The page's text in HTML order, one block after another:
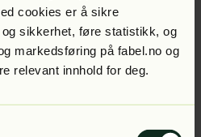
cookies er å sikre
sikkerhet, føre statistikk, og
markedsføring på fabel.no og
relevant innhold for deg.